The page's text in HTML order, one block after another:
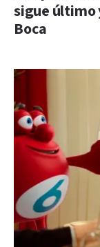
sigue último
Boca